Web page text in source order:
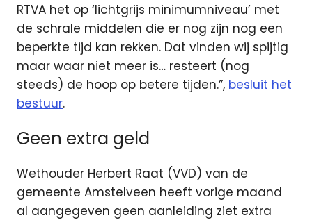
RTVA het op ‘lichtgrijs minimumniveau’ met
de schrale middelen die er nog zijn nog een
beperkte tijd kan rekken. Dat vinden wij spijtig
maar waar niet meer is… resteert (nog
steeds) de hoop op betere tijden.”, besluit het
bestuur.
Geen extra geld
Wethouder Herbert Raat (VVD) van de
gemeente Amstelveen heeft vorige maand
al aangegeven geen aanleiding ziet extra